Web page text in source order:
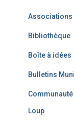
Associations
Bibliothèque
Boîte à idées
Bulletins
Loup